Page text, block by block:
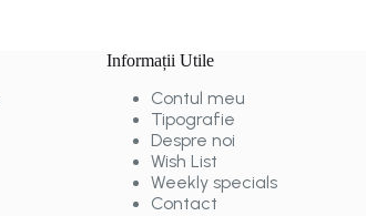
Informații Utile
Contul meu
Tipografie
Despre noi
Wish List
Weekly specials
Contact